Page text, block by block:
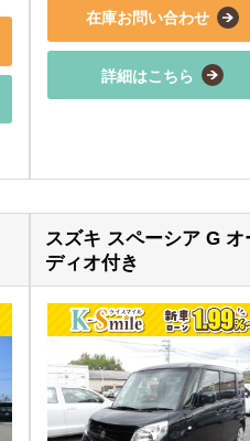
在庫お問い合わせ
詳細はこちら
スズキ スペーシア G オ
ディオ付き